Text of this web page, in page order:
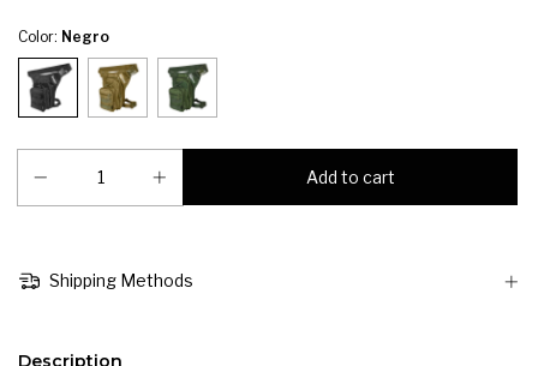
Color: Negro
Shipping Methods
Description